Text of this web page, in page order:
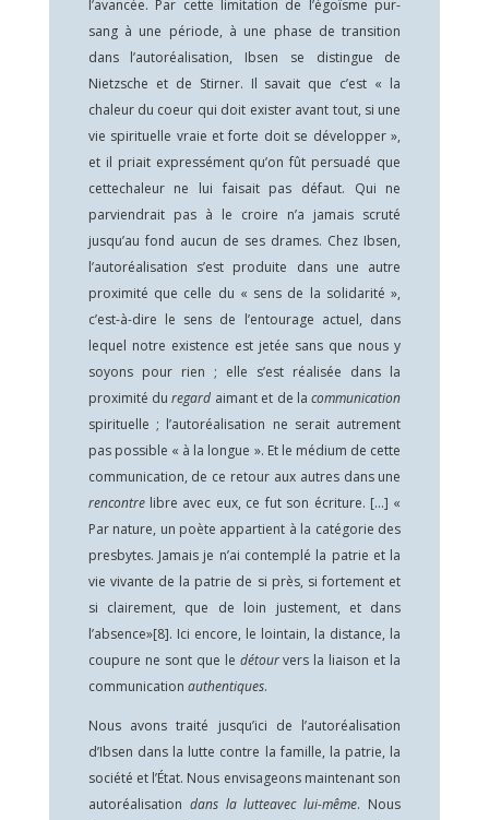
l’avancée. Par cette limitation de l’égoïsme pur-
sang à une période, à une phase de transition
dans l’autoréalisation, Ibsen se distingue de
Nietzsche et de Stirner. Il savait que c’est « la
chaleur du coeur qui doit exister avant tout, si une
vie spirituelle vraie et forte doit se développer »,
et il priait expressément qu’on fût persuadé que
cettechaleur ne lui faisait pas défaut. Qui ne
parviendrait pas à le croire n’a jamais scruté
jusqu’au fond aucun de ses drames. Chez Ibsen,
l’autoréalisation s’est produite dans une autre
proximité que celle du « sens de la solidarité »,
c’est-à-dire le sens de l’entourage actuel, dans
lequel notre existence est jetée sans que nous y
soyons pour rien ; elle s’est réalisée dans la
proximité duregard aimant et de lacommunication
spirituelle ; l’autoréalisation ne serait autrement
pas possible « à la longue ». Et le médium de cette
communication, de ce retour aux autres dans une
rencontre libre avec eux, ce fut son écriture. […] «
Par nature, un poète appartient à la catégorie des
presbytes. Jamais je n’ai contemplé la patrie et la
vie vivante de la patrie de si près, si fortement et
si clairement, que de loin justement, et dans
l’absence»[8]. Ici encore, le lointain, la distance, la
coupure ne sont que le détourvers la liaison et la
communication authentiques.
Nous avons traité jusqu’ici de l’autoréalisation
d’Ibsen dans la lutte contre la famille, la patrie, la
société et l’État. Nous envisageons maintenant son
autoréalisation dans la lutteavec lui-même. Nous